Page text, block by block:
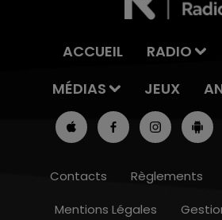
ACCUEIL RADIO
MÉDIAS
JEUX
Contacts Règlements
Mentions Légales